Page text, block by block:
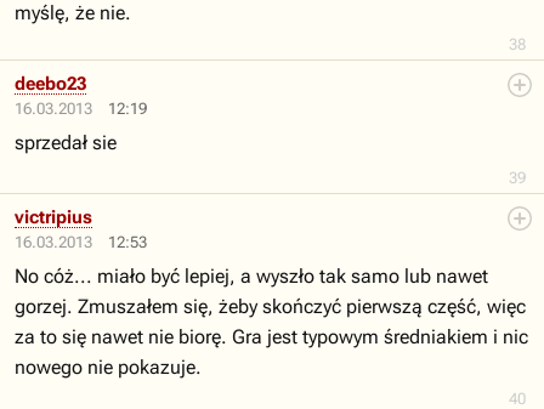
38
myślę, że nie.
16.03.2013 12:19
39
deebo23
sprzedał sie
16.03.2013 12:53
40
victripius
No cóż... miało być lepiej, a wyszło tak samo lub nawet
gorzej. Zmuszałem się, żeby skończyć pierwszą część, więc
za to się nawet nie biorę. Gra jest typowym średniakiem i nic
nowego nie pokazuje.